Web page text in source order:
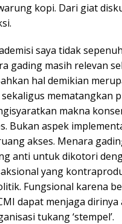
kopi. Dari giat
saya tidak
gading masih relevan
hal demikian
mematangkan
makna
Bukan aspek
akses. Menara
anti untuk dikotori
yang
Fungsional karena
dapat menjaga
tukang ‘stempel’.